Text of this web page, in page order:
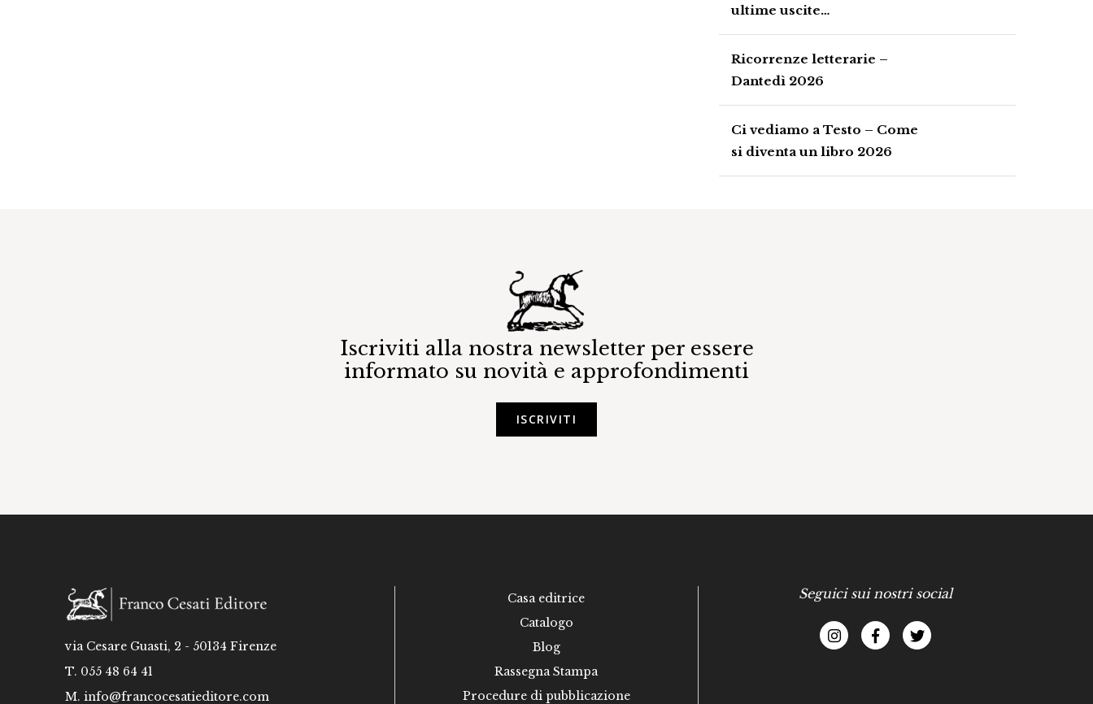
ultime uscite…
Ricorrenze letterarie –
Dantedì 2026
Ci vediamo a Testo – Come
si diventa un libro 2026
Iscriviti alla nostra newsletter per essere
informato su novità e approfondimenti
ISCRIVITI
via Cesare Guasti, 2 - 50134 Firenze
T. 055 48 64 41
M. info@francocesatieditore.com
Casa editrice
Catalogo
Blog
Rassegna Stampa
Procedure di pubblicazione
Seguici sui nostri social